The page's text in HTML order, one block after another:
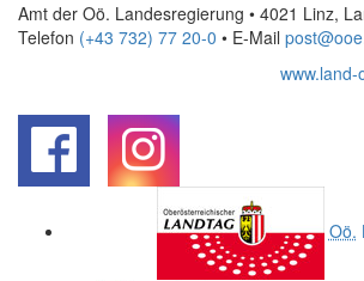
Amt der Oö. Landesregierung • 4021 Linz,
Telefon (+43 732) 77 20-0 • E-Mail
Oö.